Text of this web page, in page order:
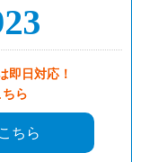
即日対応！
ら
ちら